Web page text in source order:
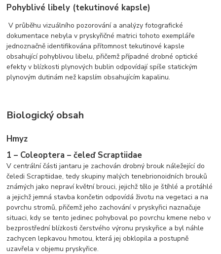
Pohyblivé libely (tekutinové kapsle)
V průběhu vizuálního pozorování a analýzy fotografické
dokumentace nebyla v pryskyřičné matrici tohoto exempláře
jednoznačně identifikována přítomnost tekutinové kapsle
obsahující pohyblivou libelu, přičemž případné drobné optické
efekty v blízkosti plynových bublin odpovídají spíše statickým
plynovým dutinám než kapslím obsahujícím kapalinu.
Biologický obsah
Hmyz
1 – Coleoptera – čeleď Scraptiidae
V centrální části jantaru je zachován drobný brouk náležející do
čeledi Scraptiidae, tedy skupiny malých tenebrionoidních brouků
známých jako nepraví květní brouci, jejichž tělo je štíhlé a protáhlé
a jejichž jemná stavba končetin odpovídá životu na vegetaci a na
povrchu stromů, přičemž jeho zachování v pryskyřici naznačuje
situaci, kdy se tento jedinec pohyboval po povrchu kmene nebo v
bezprostřední blízkosti čerstvého výronu pryskyřice a byl náhle
zachycen lepkavou hmotou, která jej obklopila a postupně
uzavřela v objemu pryskyřice.